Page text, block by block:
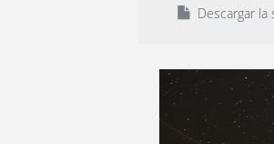
Descargar la